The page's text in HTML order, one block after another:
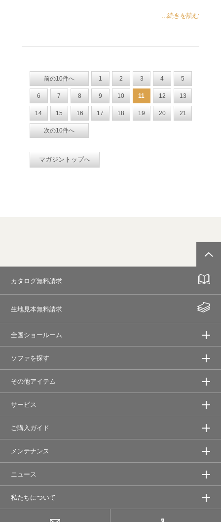
...続きを読む
前の10件へ 1 2 3 4 5
6 7 8 9 10 11 12 13
14 15 16 17 18 19 20 21
次の10件へ
マガジントップへ
カタログ無料請求
生地見本無料請求
全国ショールーム
ソファを探す
その他アイテム
サービス
ご購入ガイド
メンテナンス
ニュース
私たちについて